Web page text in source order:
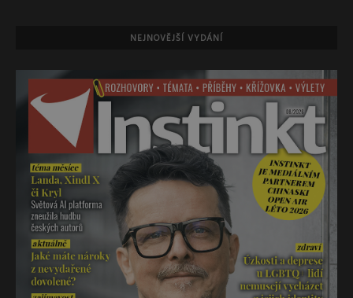
NEJNOVĚJŠÍ VYDÁNÍ